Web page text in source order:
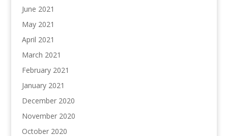
June 2021
May 2021
April 2021
March 2021
February 2021
January 2021
December 2020
November 2020
October 2020